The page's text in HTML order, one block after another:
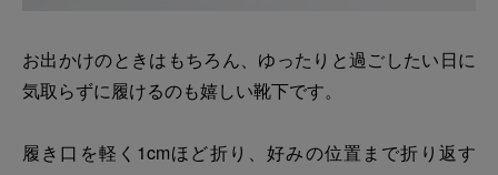
お出かけのときはもちろん、ゆったりと過ごしたい日に
気取らずに履けるのも嬉しい靴下です。
履き口を軽く1cmほど折り、好みの位置まで折り返す